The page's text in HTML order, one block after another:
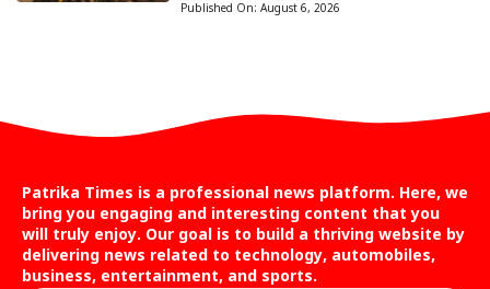
Published On: August 6, 2026
Patrika Times is a professional news platform. Here, we
bring you engaging and interesting content that you
will truly enjoy. Our goal is to build a thriving website by
delivering news related to technology, automobiles,
business, entertainment, and sports.